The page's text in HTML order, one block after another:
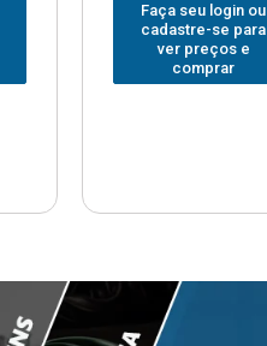
Faça seu login ou
cadastre-se para
ver preços e
comprar